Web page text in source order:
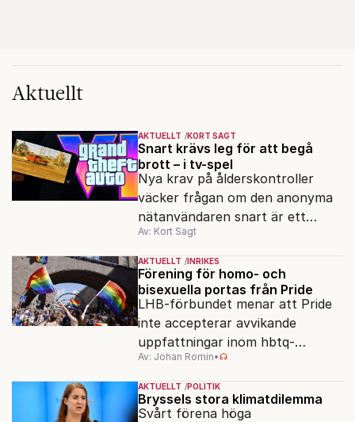
Aktuellt
AKTUELLT KORT SAGT
Snart krävs leg för att begå
brott – i tv-spel
Nya krav på ålderskontroller
väcker frågan om den anonyma
nätanvändaren snart är ett
minne blott.
Av: Kort Sagt
AKTUELLT INRIKES
Förening för homo- och
bisexuella portas från Pride
LHB-förbundet menar att Pride
inte accepterar avvikande
uppfattningar inom hbtq-
rörelsen. "Vi har inga problem
med transpersoner", säger
ordföranden Linn Saarinen.
Av: Johan Romin•
AKTUELLT POLITIK
Bryssels stora klimatdilemma
Svårt förena höga